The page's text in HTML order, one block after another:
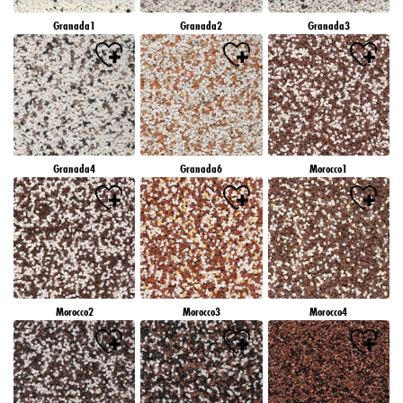
Granada1 Granada2 Granada3
Granada4 Granada6 Morocco1
Morocco2 Morocco3 Morocco4
záujmov), na tejto webovej lokalite a v iných médiách (tretích strán) prostredníctvom
zariadení, ktoré boli pridelené vám alebo vašej domácnosti, ako aj na meranie a
optimalizáciu úspešnosti reklamných kampaní..
Viac informácií o spracovaní vašich údajov nájdete v našom vyhlásení o ochrane
údajov, ktoré je uvedené v pätičke (časť "Cookies, pixely, odtlačky prstov a podobné
technológie"). Svoj súhlas môžete kedykoľvek odvolať s účinnosťou do budúcnosti
vypnutím súborov cookie na našej webovej stránke v časti "Nastavenia súborov cookie"
prepojenej v pätičke. Ďalšie informácie týkajúce sa súborov cookie používaných na tejto
webovej lokalite, najmä doby ich uchovávania, nájdete v podrobných informáciách o
jednotlivých súboroch cookie, ktoré sú k dispozícii po kliknutí na tlačidlo "upraviť"
nižšie".
Ak kliknete na "Upraviť", môžete nájsť viac informácií o spracovaní vašich
údajov/používaní súborov cookie a povoliť ich na jeden alebo viacero vyššie
uvedených účelov. Kliknutím na "Prijať všetko" súhlasíte s používaním súborov cookie,
ako aj so spracovaním vašich osobných údajov na všetky vyššie uvedené účely. Ak
kliknete na "Odmietnuť", budú sa používať len súbory cookie, ktoré sú technicky
nevyhnutné na poskytovanie tejto webovej stránky.